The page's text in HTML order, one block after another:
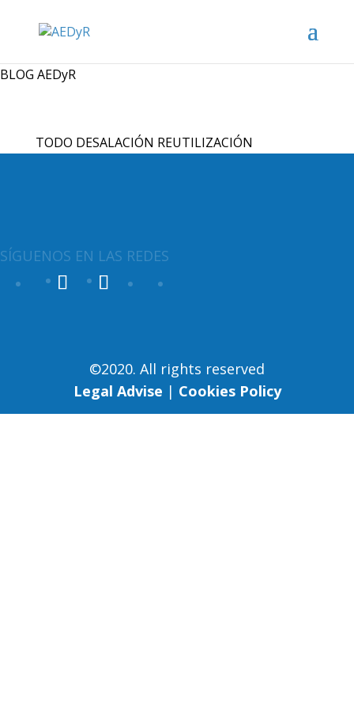
BLOG AEDyR
TODO DESALACIÓN REUTILIZACIÓN
SÍGUENOS EN LAS REDES
©2020. All rights reserved
Legal Advise | Cookies Policy